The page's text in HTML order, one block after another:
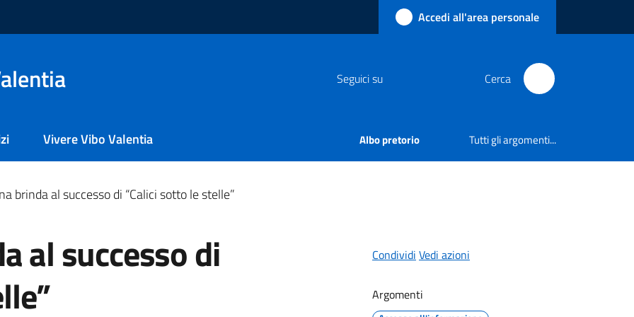
Accedi all'area personale
Seguici su Cerca
Vivere Vibo Valentia Albo pretorio Tutti gli argomenti...
brinda al successo di “Calici sotto le stelle”
al successo di
Condividi Vedi azioni
Argomenti